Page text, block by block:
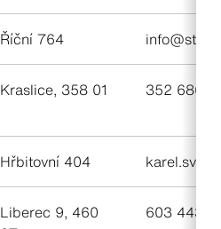
Říční 764
Kraslice, 358 01 352 686
Hřbitovní 404
Liberec 9, 460
603 443